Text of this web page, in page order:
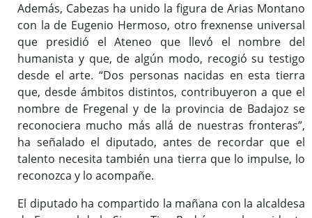
Además, Cabezas ha unido la figura de Arias Montano
con la de Eugenio Hermoso, otro frexnense universal
que presidió el Ateneo que llevó el nombre del
humanista y que, de algún modo, recogió su testigo
desde el arte. “Dos personas nacidas en esta tierra
que, desde ámbitos distintos, contribuyeron a que el
nombre de Fregenal y de la provincia de Badajoz se
reconociera mucho más allá de nuestras fronteras”,
ha señalado el diputado, antes de recordar que el
talento necesita también una tierra que lo impulse, lo
reconozca y lo acompañe.
El diputado ha compartido la mañana con la alcaldesa